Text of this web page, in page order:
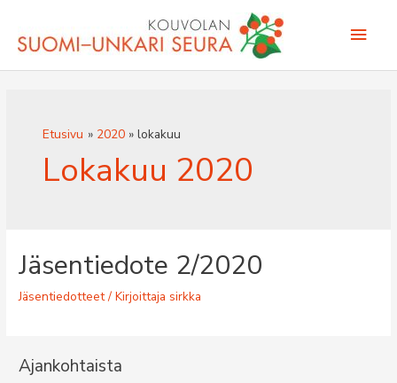
sisältöön
Etusivu 2020 lokakuu
Lokakuu 2020
Jäsentiedote 2/2020
Jäsentiedotteet/ Kirjoittajasirkka
Ajankohtaista